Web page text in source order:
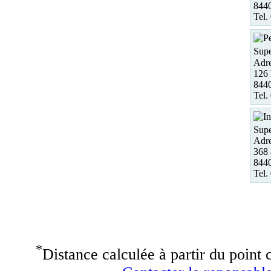
Tel.
126
Tel.
368
Tel.
*Distance calculée à partir du point